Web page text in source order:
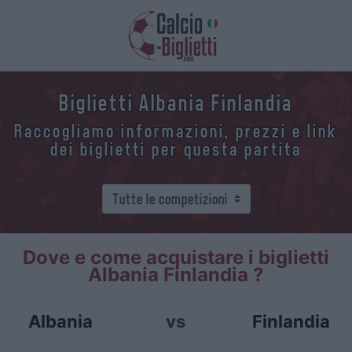
Biglietti Albania Finlandia
Raccogliamo informazioni, prezzi e link
dei biglietti per questa partita
Dove e come acquistare i biglietti
Albania Finlandia ?
Albania vs Finlandia